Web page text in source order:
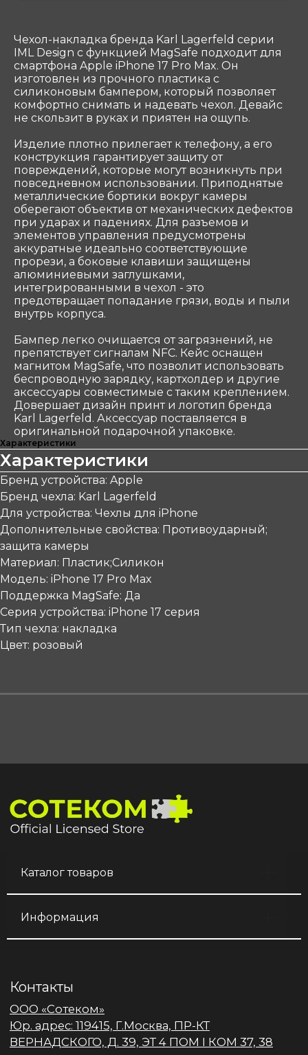
Чехол-накладка бренда Karl Lagerfeld серии
IML Design с функцией MagSafe подходит для
смартфона Apple iPhone 17 Pro Max. Он
изготовлен из прочного пластика с
силиконовым бампером, который позволяет
комфортно снимать и надевать чехол. Девайс
не скользит в руках и приятен на ощупь.
Изделие плотно прилегает к телефону, а его
конструкция гарантирует защиту от
повреждений, которые могут возникнуть при
повседневном использовании. Приподнятые
металлические бортики вокруг камеры
оберегают объектив от механических дефектов
при ударах и падениях. Для разъемов и
элементов управления предусмотрены
аккуратные идеально соответствующие
прорези, а боковые клавиши защищены
алюминиевыми заглушками,
интегрированными в чехол - это
предотвращает попадание грязи, воды и пыли
внутрь корпуса.
Бампер легко очищается от загрязнений, не
препятствует сигналам NFC. Кейс оснащен
магнитом MagSafe, что позволит использовать
беспроводную зарядку, картхолдер и другие
аксессуары совместимые с таким креплением.
Довершает дизайн принт и логотип бренда
Karl Lagerfeld. Аксессуар поставляется в
оригинальной подарочной упаковке.
Характеристики
Характеристики
Бренд устройства: Apple
Бренд чехла: Karl Lagerfeld
Для устройства: Чехлы для iPhone
Дополнительные свойства: Противоударный;
защита камеры
Материал: Пластик;Силикон
Модель: iPhone 17 Pro Max
Поддержка MagSafe: Да
Серия устройства: iPhone 17 серия
Тип чехла: накладка
Цвет: розовый
Каталог товаров
Информация
ООО «Coтеком» Copyright © 2025 All Rights
Reserved
shop@sotekom.com
КПП 772901001
Служба поддержки
Связаться